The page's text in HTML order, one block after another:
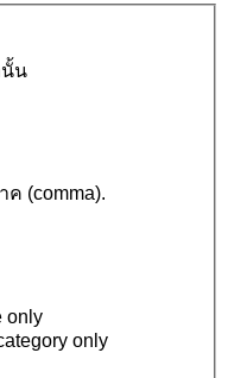
นั้น
(comma).
only
only